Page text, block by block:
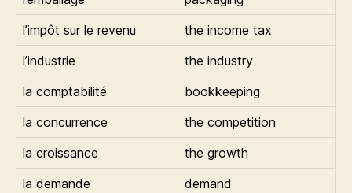
l’impôt sur le revenu
the income tax
l’industrie
the industry
la comptabilité
bookkeeping
la concurrence
the competition
la croissance
the growth
la demande
demand